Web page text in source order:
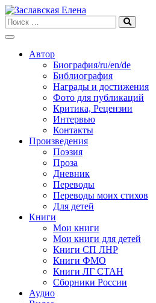
Skip
to
content
Автор
Биография/ru/en/de
Библиография
Награды и достижения
Фото для публикаций
Критика, Рецензии
Интервью
Контакты
Произведения
Поэзия
Проза
Дневник
Переводы
Переводы моих стихов
Для детей
Книги
Мои книги
Мои книги для детей
Книги СП ЛНР
Книги ФМО
Книги ЛГ СТАН
Сборники России
Аудио